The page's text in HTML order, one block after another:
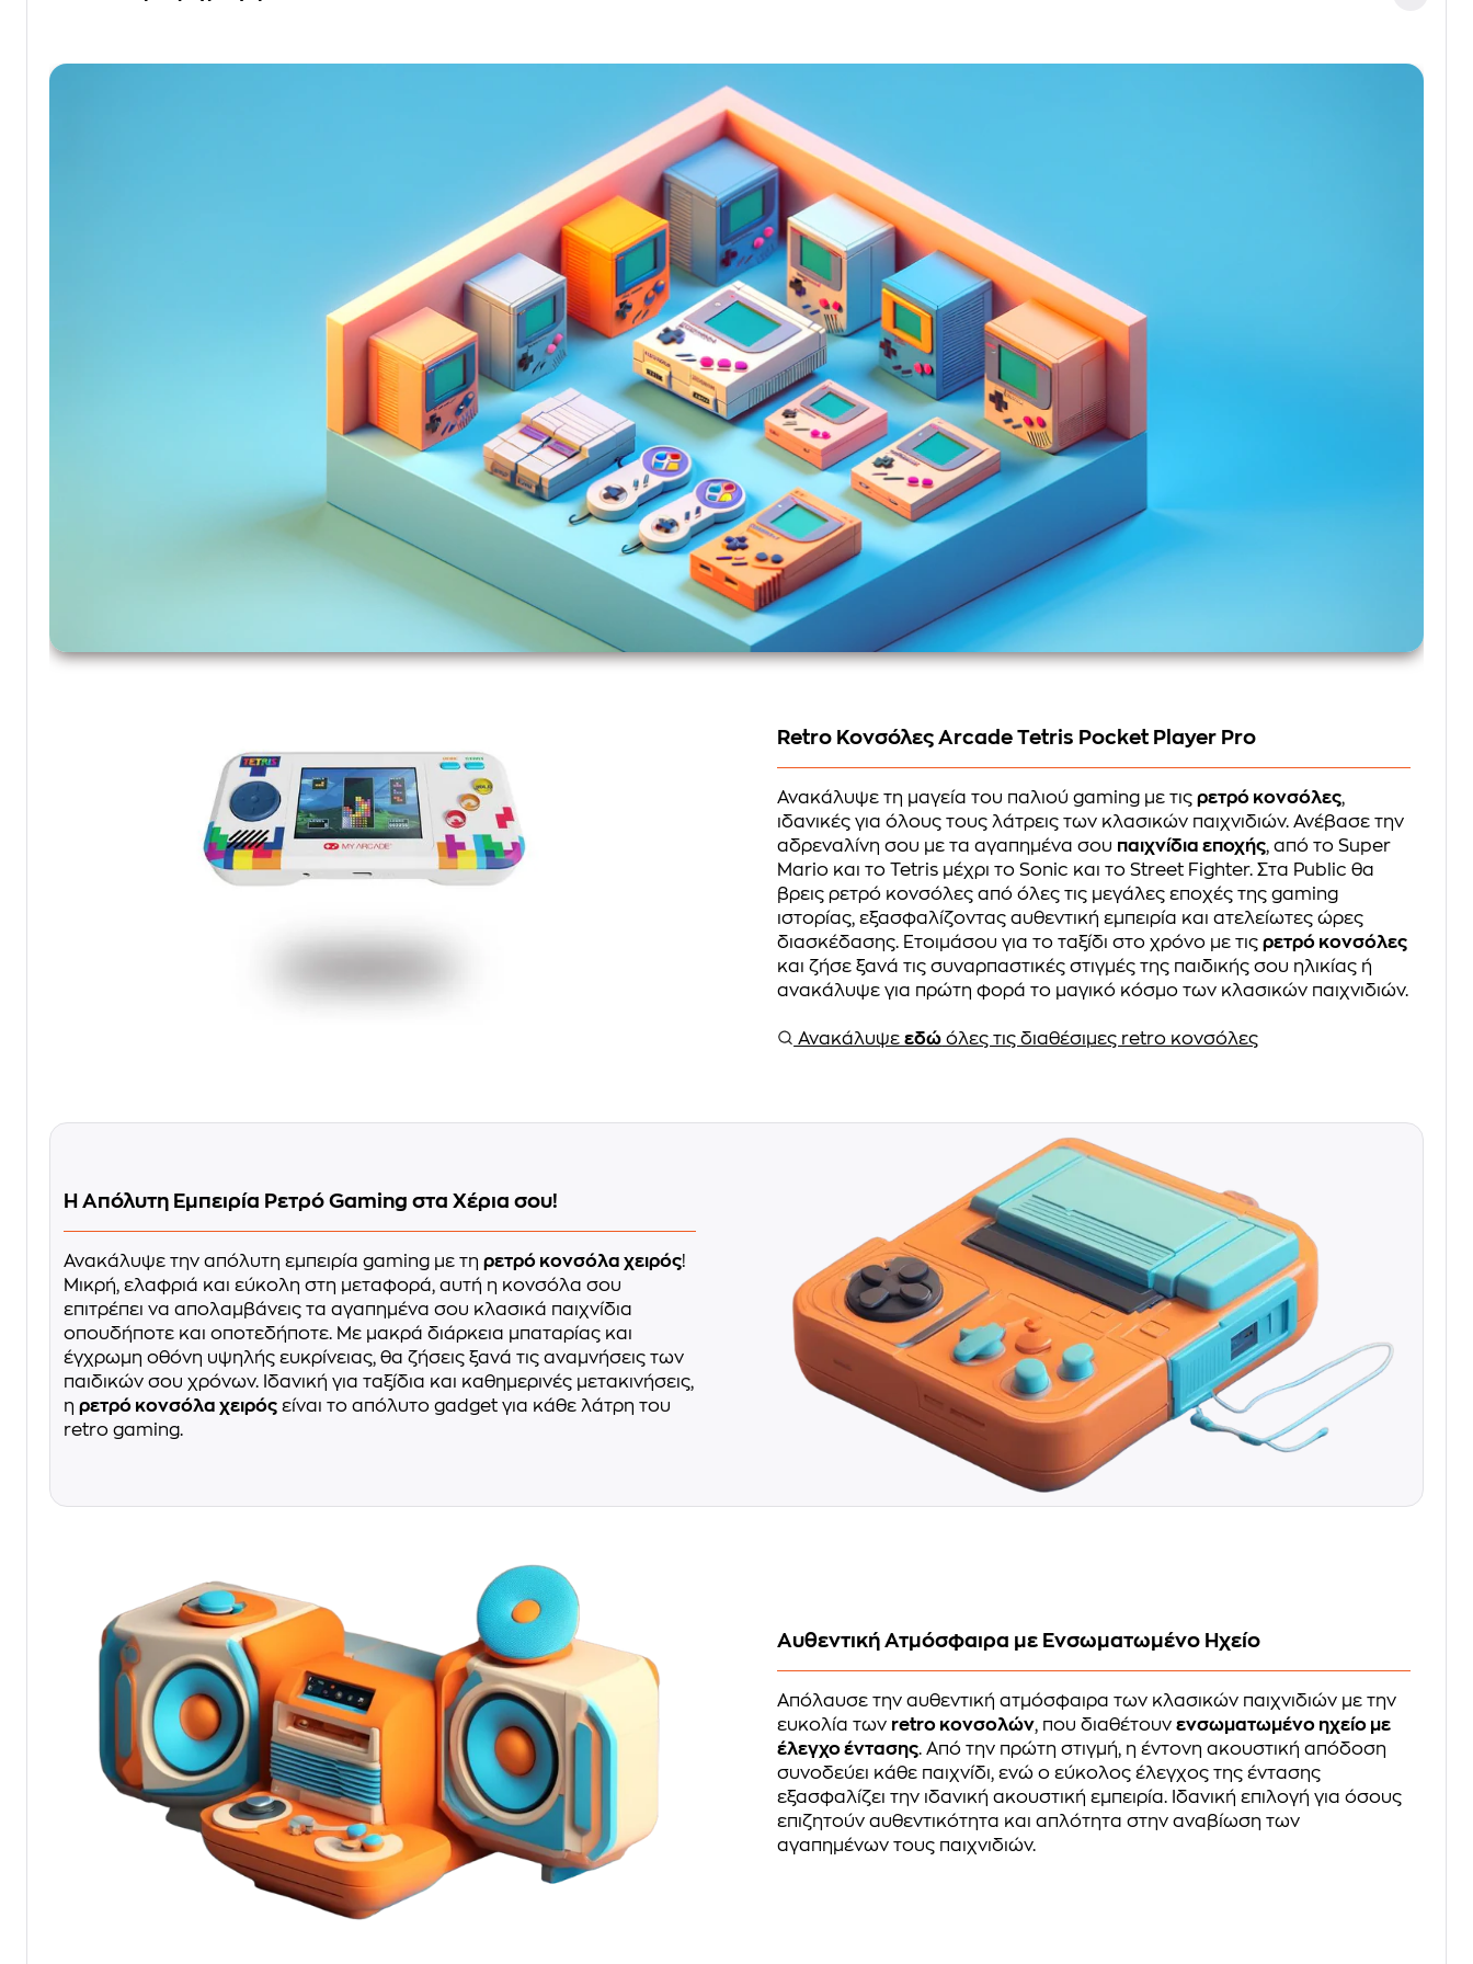
Retro Κονσόλες Arcade Tetris Pocket Player Pro
Ανακάλυψε τη μαγεία του παλιού gaming με τιςρετρό κονσόλες,
ιδανικές για όλους τους λάτρεις των κλασικών παιχνιδιών. Ανέβασε την
αδρεναλίνη σου με τα αγαπημένα σου παιχνίδια εποχής, από το Super
Mario και το Tetris μέχρι το Sonic και το Street Fighter. Στα Public θα
βρεις ρετρό κονσόλες από όλες τις μεγάλες εποχές της gaming
ιστορίας, εξασφαλίζοντας αυθεντική εμπειρία και ατελείωτες ώρες
διασκέδασης. Ετοιμάσου για το ταξίδι στο χρόνο με τιςρετρό κονσόλες
και ζήσε ξανά τις συναρπαστικές στιγμές της παιδικής σου ηλικίας ή
ανακάλυψε για πρώτη φορά το μαγικό κόσμο των κλασικών παιχνιδιών.
Ανακάλυψεεδώ όλες τις διαθέσιμες retro κονσόλες
Η Απόλυτη Εμπειρία Ρετρό Gaming στα Χέρια σου!
Ανακάλυψε την απόλυτη εμπειρία gaming με τη ρετρό κονσόλα χειρός!
Μικρή, ελαφριά και εύκολη στη μεταφορά, αυτή η κονσόλα σου
επιτρέπει να απολαμβάνεις τα αγαπημένα σου κλασικά παιχνίδια
οπουδήποτε και οποτεδήποτε. Με μακρά διάρκεια μπαταρίας και
έγχρωμη οθόνη υψηλής ευκρίνειας, θα ζήσεις ξανά τις αναμνήσεις των
παιδικών σου χρόνων. Ιδανική για ταξίδια και καθημερινές μετακινήσεις,
η ρετρό κονσόλα χειρός είναι το απόλυτο gadget για κάθε λάτρη του
retro gaming.
Αυθεντική Ατμόσφαιρα με Ενσωματωμένο Ηχείο
Απόλαυσε την αυθεντική ατμόσφαιρα των κλασικών παιχνιδιών με την
ευκολία των retro κονσολών, που διαθέτουνενσωματωμένο ηχείο με
έλεγχο έντασης. Από την πρώτη στιγμή, η έντονη ακουστική απόδοση
συνοδεύει κάθε παιχνίδι, ενώ ο εύκολος έλεγχος της έντασης
εξασφαλίζει την ιδανική ακουστική εμπειρία. Ιδανική επιλογή για όσους
επιζητούν αυθεντικότητα και απλότητα στην αναβίωση των
αγαπημένων τους παιχνιδιών.